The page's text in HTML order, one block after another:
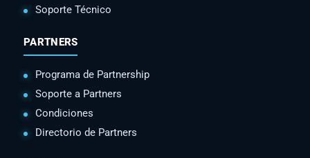
Soporte Técnico
PARTNERS
Programa de Partnership
Soporte a Partners
Condiciones
Directorio de Partners